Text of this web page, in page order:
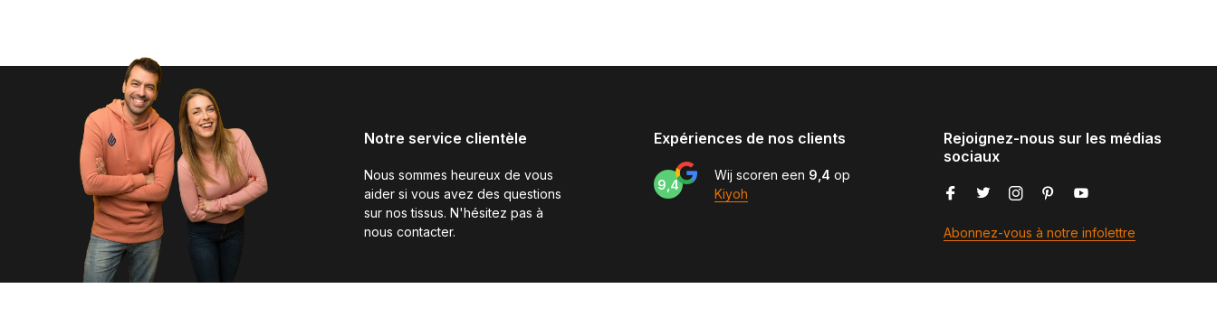
Notre service clientèle
Nous sommes heureux de vous
aider si vous avez des questions
sur nos tissus. N'hésitez pas à
nous contacter.
Expériences de nos clients
9,4
Wij scoren een 9,4 op
Kiyoh
Rejoignez-nous sur les médias
sociaux
Abonnez-vous à notre infolettre